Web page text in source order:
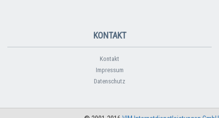
KONTAKT
Kontakt
Impressum
Datenschutz